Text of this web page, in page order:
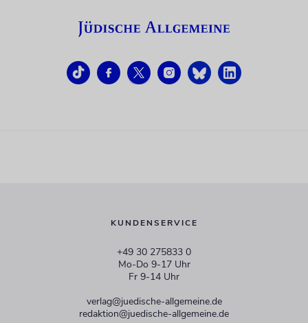
KUNDENSERVICE
+49 30 275833 0
Mo-Do 9-17 Uhr
Fr 9-14 Uhr
verlag@juedische-allgemeine.de
redaktion@juedische-allgemeine.de